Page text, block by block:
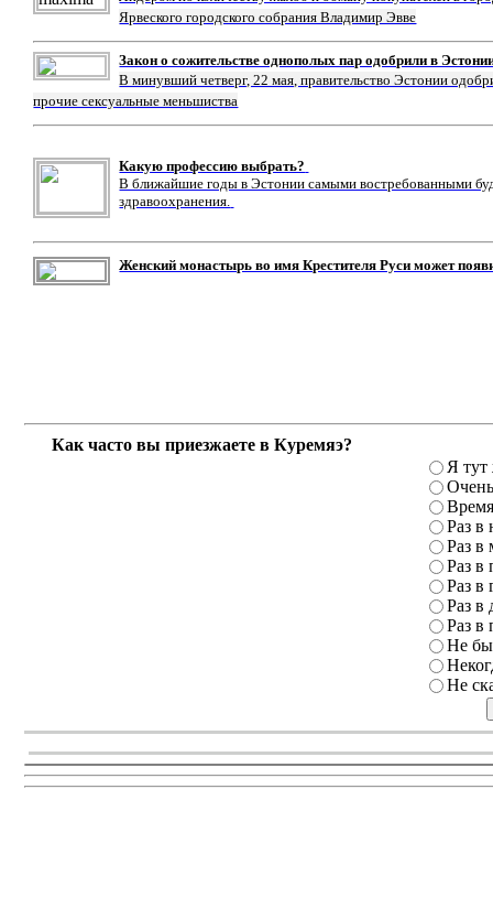
Ярвеского городского собрания Владимир Эвве
Закон о сожительстве однополых пар одобрили в
В минувший четверг, 22 мая, правительство Эстонии
прочие сексуальные меньшиства
Какую профессию выбрать?
В ближайшие годы в Эстонии самыми востребованными
здравоохранения.
Женский монастырь во имя Крестителя Руси может
Как часто вы приезжаете в Куремяэ?
Я тут
Раз в
Раз в
Раз в
Раз в
Раз в
Раз в
Не
Не